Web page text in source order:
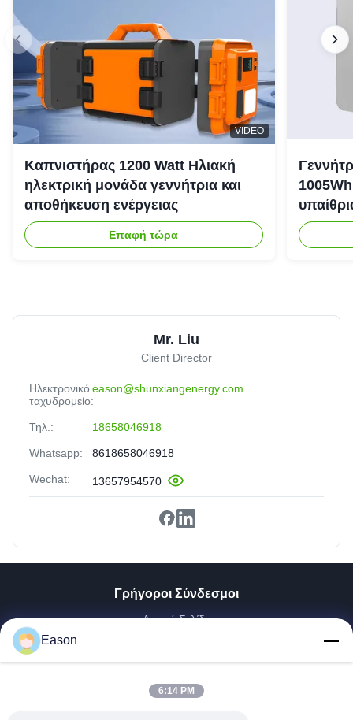
VIDEO
Καπνιστήρας 1200 Watt Ηλιακή
ηλεκτρική μονάδα γεννήτρια και
αποθήκευση ενέργειας
Επαφή τώρα
Mr. Liu
Client Director
Ηλεκτρονικό
ταχυδρομείο:
eason@shunxiangenergy.com
Τηλ.: 18658046918
Whatsapp: 8618658046918
Wechat: 13657954570
Γρήγοροι Σύνδεσμοι
Αρχική Σελίδα
Βίντεο
Γύρος Εργοστασίων
Eason
6:14 PM